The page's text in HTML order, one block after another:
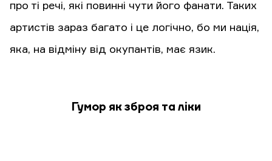
про ті речі, які повинні чути його фанати. Таких
артистів зараз багато і це логічно, бо ми нація,
яка, на відміну від окупантів, має язик.
Гумор як зброя та ліки